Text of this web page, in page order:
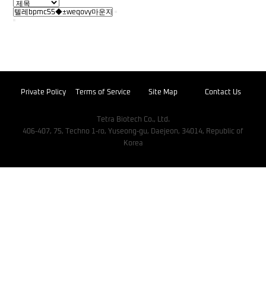
Private Policy Terms of Service Site Map Contact Us
Tetra Biotech Co., Ltd.
406-407, 75, Techno 1-ro, Yuseong-gu, Daejeon, 34014, Republic of
Korea